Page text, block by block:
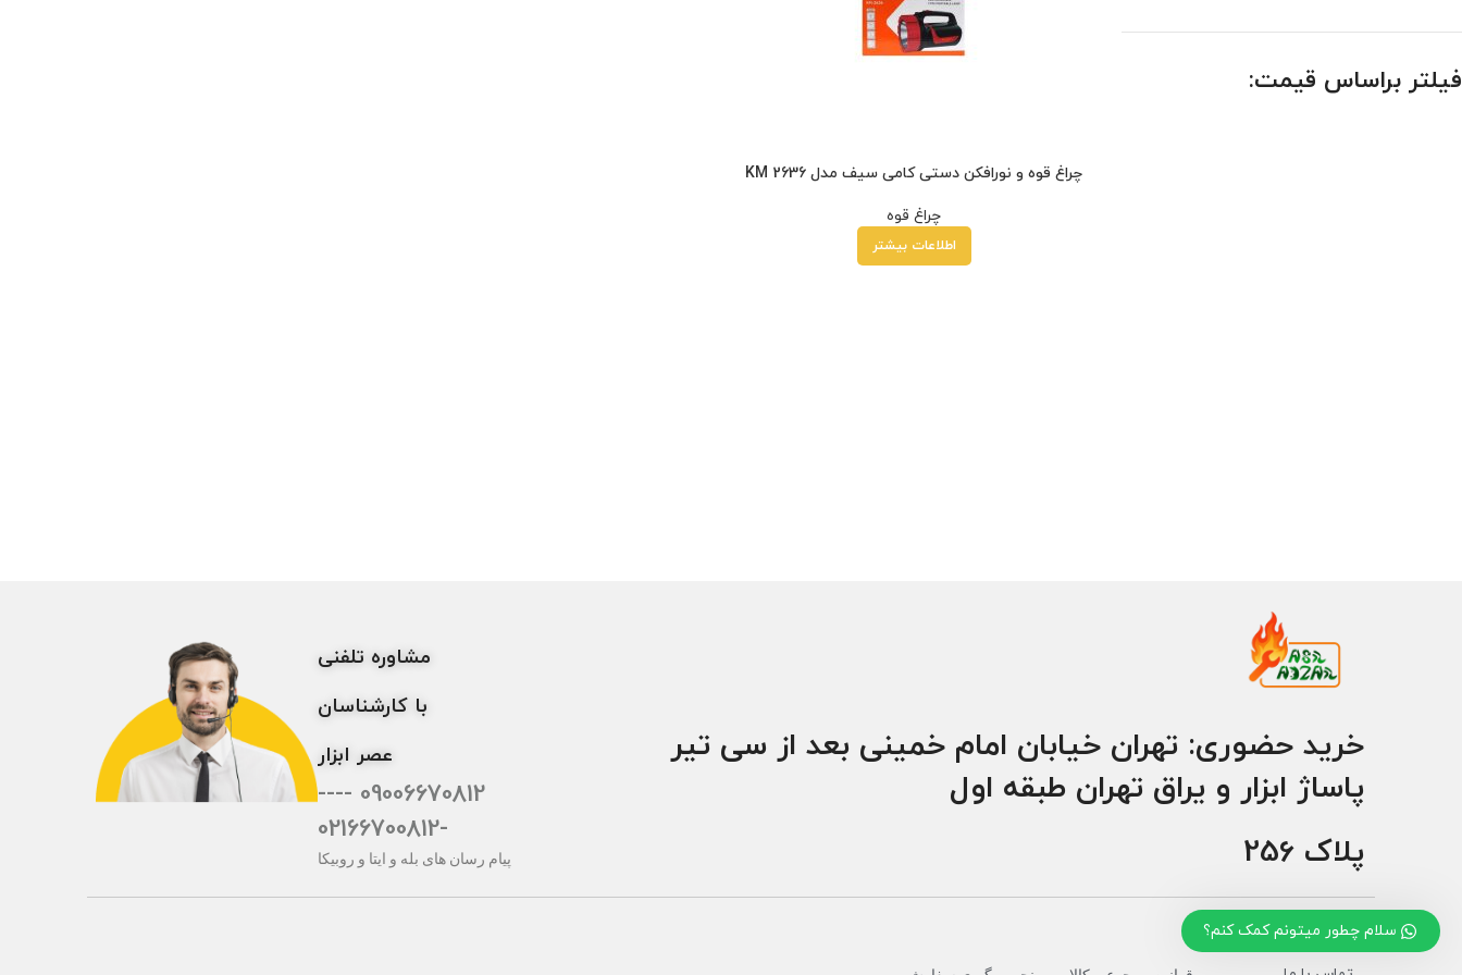
فیلتر براساس قیمت:
چراغ قوه و نورافکن دستی کامی سیف مدل KM 2636
چراغ قوه
اطلاعات بیشتر
خرید حضوری: تهران خیابان امام خمینی بعد از سی تیر
پاساژ ابزار و یراق تهران طبقه اول
پلاک 256
مشاوره تلفنی
با کارشناسان
عصر ابزار
09006670812 ----
-02166700812
پیام رسان های بله و ایتا و روبیکا
سلام چطور میتونم کمک کنم؟